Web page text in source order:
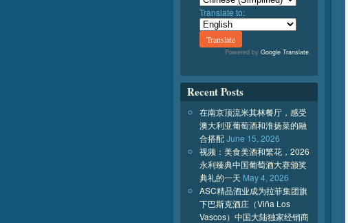
Translate to:
Powered by Google Translate.
Recent Posts
在南京顶流米其林餐厅，感受
澳大利亚葡萄酒和淮扬菜的融
合搭配June 15, 2026
视频：美食美酒和繁花，2026
永利臻典中国葡萄酒大赛颁奖
典礼的一天 May 4, 2026
ASC精品酒业成为拉菲集团旗
下巴斯克酒庄（Viña Los
Vascos）中国大陆独家经销商